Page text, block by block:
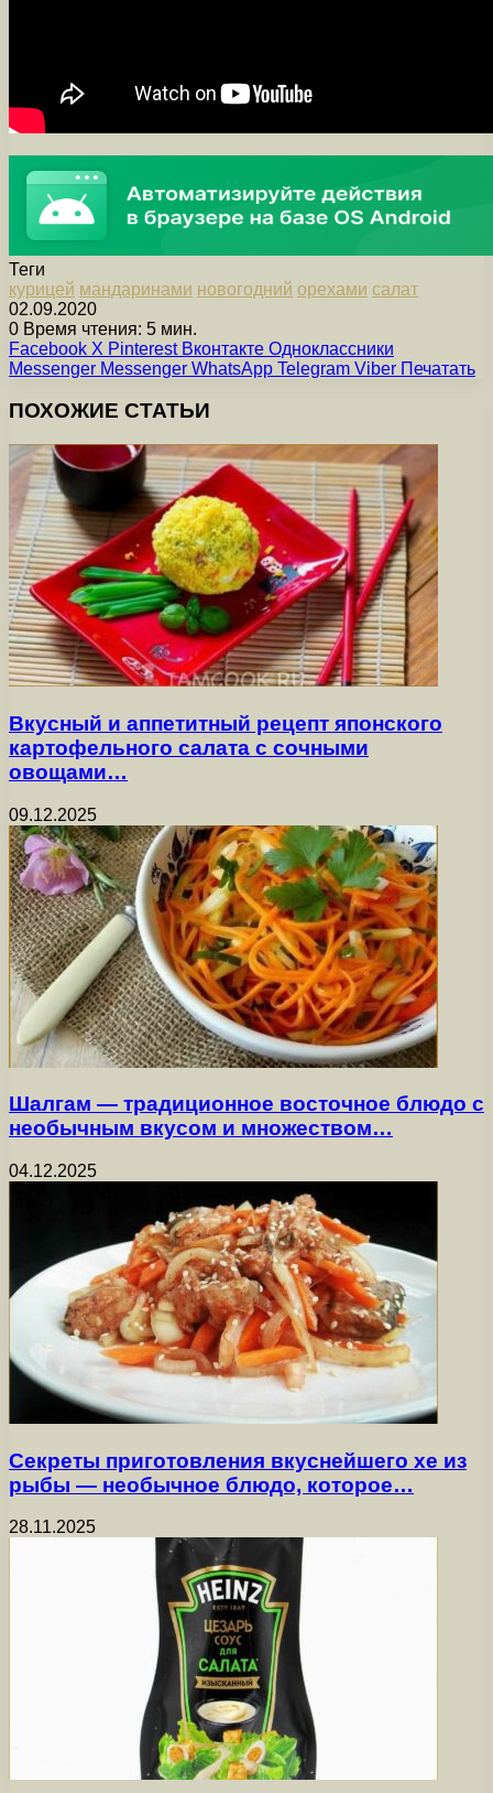
Теги
курицей мандаринами новогодний орехами салат
02.09.2020
0 Время чтения: 5 мин.
Facebook X Pinterest Вконтакте Одноклассники
Messenger Messenger WhatsApp Telegram Viber Печатать
ПОХОЖИЕ СТАТЬИ
Вкусный и аппетитный рецепт японского
картофельного салата с сочными
овощами…
09.12.2025
Шалгам — традиционное восточное блюдо с
необычным вкусом и множеством…
04.12.2025
Секреты приготовления вкуснейшего хе из
рыбы — необычное блюдо, которое…
28.11.2025